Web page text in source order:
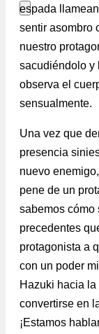
espada
sentir asombro
nuestro
sacudiéndolo y
observa el
sensualmente.
Una vez que
presencia
nuevo
pene de un
sabemos cómo
precedentes
protagonista a
con un poder
Hazuki hacia la
convertirse en
¡Estamos